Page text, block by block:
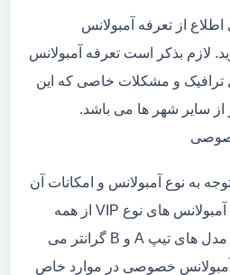
اطلاع از تعرفه آمبولانس
لازم بذکر است تعرفه آمبولانس
و مشکلات خاصی که این
از سایر شهر ها می باشد.
خصوصی
توجه به نوع آمبولانس و امکانات آن
متفاوت خواهد بود معمولا آمبولانس های نوع VIP از همه
مدل ها گرانتر و بعد از آن مدل های تیپ A و B گرانتر می
آمبولانس خصوصی در موارد خاص